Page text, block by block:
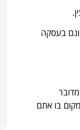
בעסקה
בו אתם